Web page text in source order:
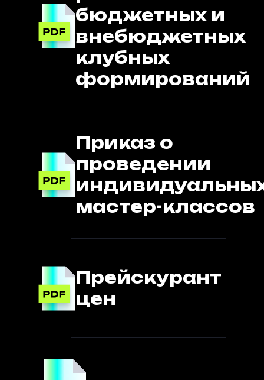
бюджетных и
внебюджетных
клубных
формирований
Приказ о
проведении
мастер-классов
Прейскурант
цен